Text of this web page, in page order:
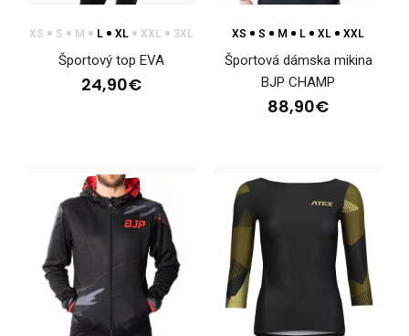
Detský športový dres WINTERMAN, ružový
Detský športový dres WINTERMAN, ružovýDetský športový
dres WINTERMAN je súčasťou kolekcie WINTERMAN...
XS S M L XL XXL 3XL
Športový top EVA
24,90€
XS S M L XL XXL
Športová dámska mikina
BJP CHAMP
88,90€